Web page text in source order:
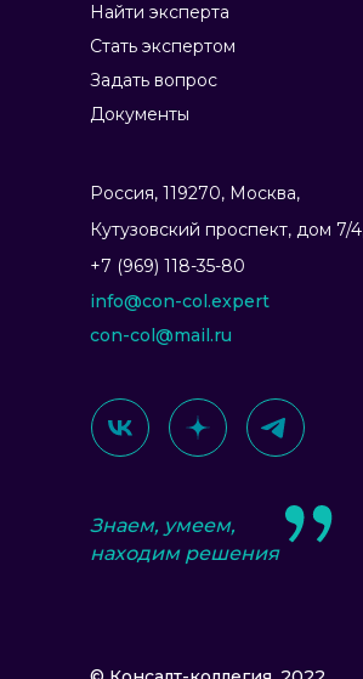
Найти эксперта
Стать экспертом
Задать вопрос
Документы
Россия, 119270, Москва,
info@con-col.expert
+7 (969) 118-35-80
Ку­тузов­ский прос­пект, дом 7/
Знаем, умеем,
находим решения
con-col@mail.ru